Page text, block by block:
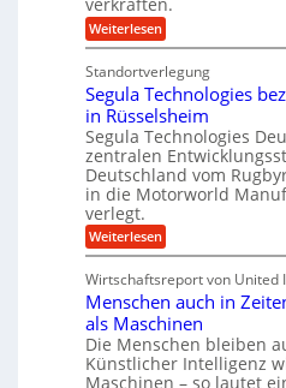
r
e
r
u
n
g
b
a
u
c
h
t
m
e
h
r
l
s
n
s
o
r
e
n
n
d
e
t
r
i
e
b
n
d
H
y
d
r
a
verkraften.
Weiterlesen:
K
n
s
t
s
t
o
f
f
W
e
l
l
s
c
h
u
t
z
Standortverlegung
Segula Technologies
in Rüsselsheim
Segula Technologies
zentralen
Deutschland vom
in die Motorworld
verlegt.
Weiterlesen:
S
g
u
l
a
T
e
Wirtschaftsreport von United
Menschen auch in
als Maschinen
Die Menschen bleiben
Künstlicher Intelligenz
Maschinen – so lautet